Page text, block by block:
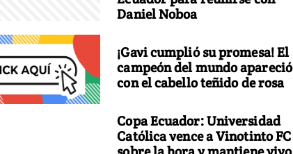
Daniel Noboa
¡Gavi cumplió su promesa! El
campeón del mundo apareció
con el cabello teñido de rosa
Copa Ecuador: Universidad
Católica vence a Vinotinto FC